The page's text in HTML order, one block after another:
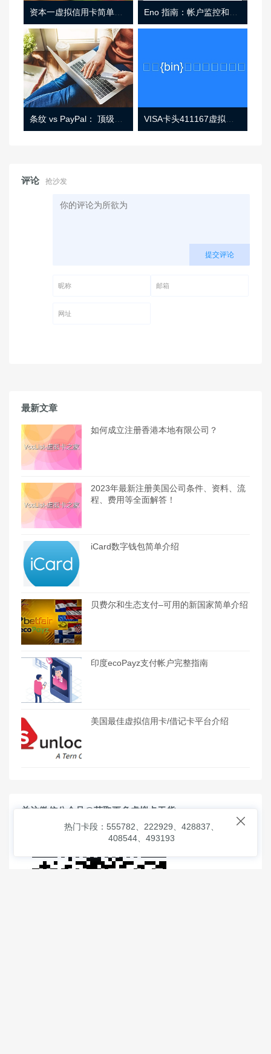
资本一虚拟信用卡简单介绍
条纹 vs PayPal： 顶级功能， 定价 （和更多！ VISA卡头411167虚拟卡基础信息
评论 抢沙发
提交评论
最新文章
如何成立注册香港本地有限公司？
2023年最新注册美国公司条件、资料、流
程、费用等全面解答！
iCard数字钱包简单介绍
贝费尔和生态支付–可用的新国家简单介绍
印度ecoPayz支付帐户完整指南
美国最佳虚拟信用卡/借记卡平台介绍
关注微信公众号@获取更多虚拟卡干货

热门卡段：555782、222929、428837、
408544、493193